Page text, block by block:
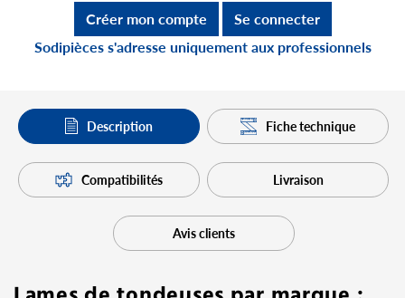
Créer mon compte
Se connecter
Sodipièces s'adresse uniquement aux professionnels
Description Fiche technique
Compatibilités Livraison
Avis clients